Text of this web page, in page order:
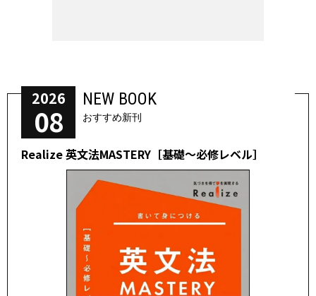
2026
08
NEW BOOK
おすすめ新刊
Realize 英文法MASTERY［基礎～必修レベル］